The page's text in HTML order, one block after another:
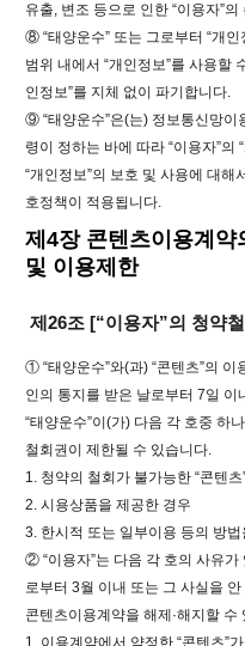
유출, 변조 등으로 인한 “이용자”
⑧ “태양운수” 또는 그로부터 “개
범위 내에서 “개인정보”를 사용할
인정보”를 지체 없이 파기합니다.
⑨ “태양운수”은(는) 정보통신망이
령이 정하는 바에 따라 “이용자”의
“개인정보”의 보호 및 사용에 대해
호정책이 적용됩니다.
제4장 콘텐츠이용계약
및 이용제한
제26조 [“이용자”의 청약
① “태양운수”와(과) “콘텐츠”의 이
인의 통지를 받은 날로부터 7일
“태양운수”이(가) 다음 각 호중 하
철회권이 제한될 수 있습니다.
1. 청약의 철회가 불가능한 “콘텐
2. 시용상품을 제공한 경우
3. 한시적 또는 일부이용 등의 방
② “이용자”는 다음 각 호의 사유가
로부터 3월 이내 또는 그 사실을
콘텐츠이용계약을 해제·해지할 수
1. 이용계약에서 약정한 “콘텐츠”